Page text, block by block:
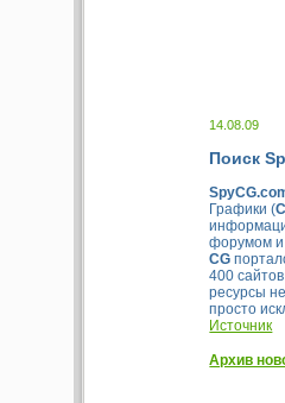
14.08.09
Поиск
Графики (
форумом и
CG
400
ресурсы
просто
Источник
Архив